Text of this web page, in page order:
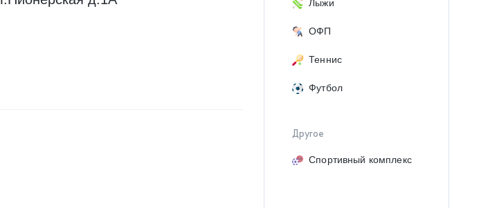
Лыжи
ОФП
Теннис
Футбол
Другое
Спортивный комплекс